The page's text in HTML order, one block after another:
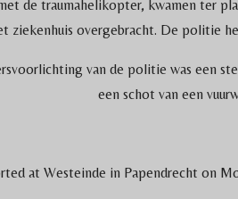
de traumahelikopter, kwamen ter
ziekenhuis overgebracht. De politie
van de politie was een
een schot van een
at Westeinde in Papendrecht on